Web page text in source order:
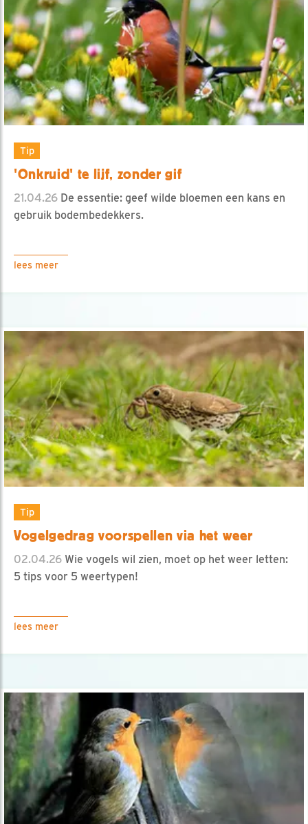
Tip
'Onkruid' te lijf, zonder gif
21.04.26 De essentie: geef wilde bloemen een kans en
gebruik bodembedekkers.
lees meer
Tip
Vogelgedrag voorspellen via het weer
02.04.26 Wie vogels wil zien, moet op het weer letten:
5 tips voor 5 weertypen!
lees meer